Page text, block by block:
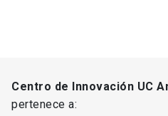
Centro de Innovación UC
pertenece a: